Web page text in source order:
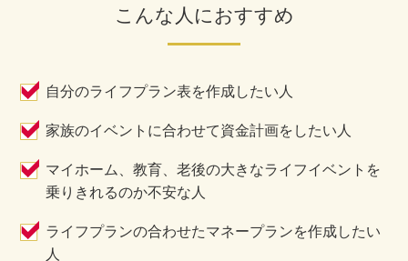
こんな人におすすめ
自分のライフプラン表を作成したい人
家族のイベントに合わせて資金計画をしたい人
マイホーム、教育、老後の大きなライフイベントを
乗りきれるのか不安な人
ライフプランの合わせたマネープランを作成したい
人